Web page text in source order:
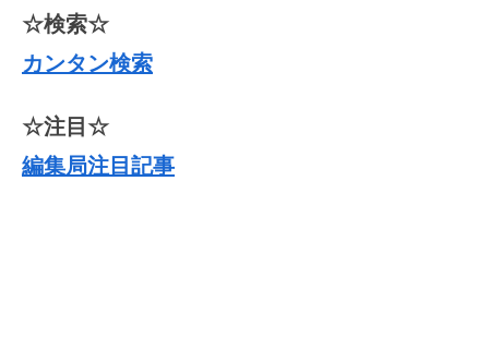
☆検索☆
カンタン検索
☆注目☆
編集局注目記事